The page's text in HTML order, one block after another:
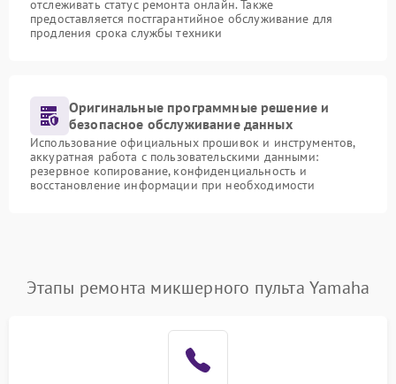
отслеживать статус ремонта онлайн. Также
предоставляется постгарантийное обслуживание для
продления срока службы техники
Оригинальные программные решение и
безопасное обслуживание данных
Использование официальных прошивок и инструментов,
аккуратная работа с пользовательскими данными:
резервное копирование, конфиденциальность и
восстановление информации при необходимости
Этапы ремонта микшерного пульта Yamaha